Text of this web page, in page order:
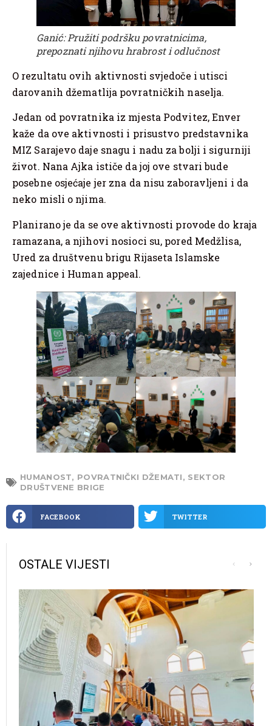
Ganić: Pružiti podršku povratnicima,
prepoznati njihovu hrabrost i odlučnost
O rezultatu ovih aktivnosti svjedoče i utisci
darovanih džematlija povratničkih naselja.
Jedan od povratnika iz mjesta Podvitez, Enver
kaže da ove aktivnosti i prisustvo predstavnika
MIZ Sarajevo daje snagu i nadu za bolji i sigurniji
život. Nana Ajka ističe da joj ove stvari bude
posebne osjećaje jer zna da nisu zaboravljeni i da
neko misli o njima.
Planirano je da se ove aktivnosti provode do kraja
ramazana, a njihovi nosioci su, pored Medžlisa,
Ured za društvenu brigu Rijaseta Islamske
zajednice i Human appeal.
HUMANOST, POVRATNIČKI DŽEMATI, SEKTOR
DRUŠTVENE BRIGE
FACEBOOK TWITTER
OSTALE VIJESTI